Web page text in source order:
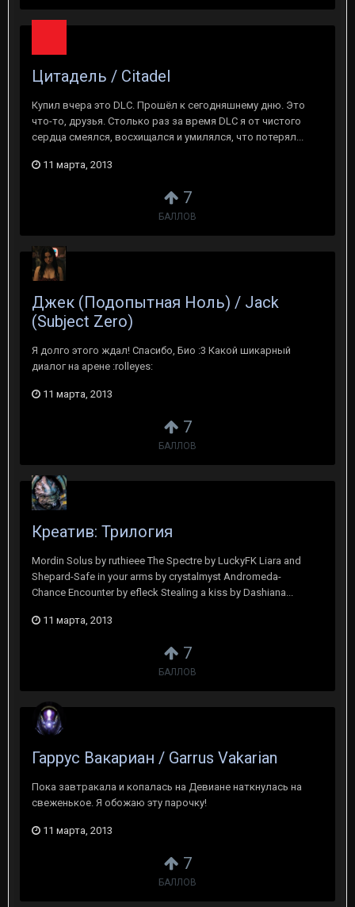
7
БАЛЛОВ
Цитадель / Citadel
Купил вчера это DLC. Прошёл к сегодняшнему дню. Это
что-то, друзья. Столько раз за время DLC я от чистого
сердца смеялся, восхищался и умилялся, что потерял...
11 марта, 2013
7
БАЛЛОВ
Джек (Подопытная Ноль) / Jack
(Subject Zero)
Я долго этого ждал! Спасибо, Био :3 Какой шикарный
диалог на арене :rolleyes:
11 марта, 2013
7
БАЛЛОВ
Креатив: Трилогия
Mordin Solus by ruthieee The Spectre by LuckyFK Liara and
Shepard-Safe in your arms by crystalmyst Andromeda-
Chance Encounter by efleck Stealing a kiss by Dashiana...
11 марта, 2013
7
БАЛЛОВ
Гаррус Вакариан / Garrus Vakarian
Пока завтракала и копалась на Девиане наткнулась на
свеженькое. Я обожаю эту парочку!
11 марта, 2013